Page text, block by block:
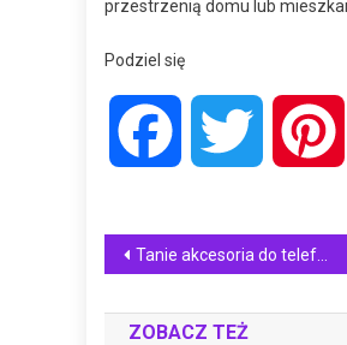
przestrzenią domu lub
Podziel się
Facebook Twitter
Nawigacja
wpisu
Tanie akcesoria do telefonów
ZOBACZ TEŻ